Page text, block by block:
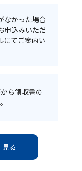
なかった場合
申込みいただ
にてご案内い
ら領収書の
見る